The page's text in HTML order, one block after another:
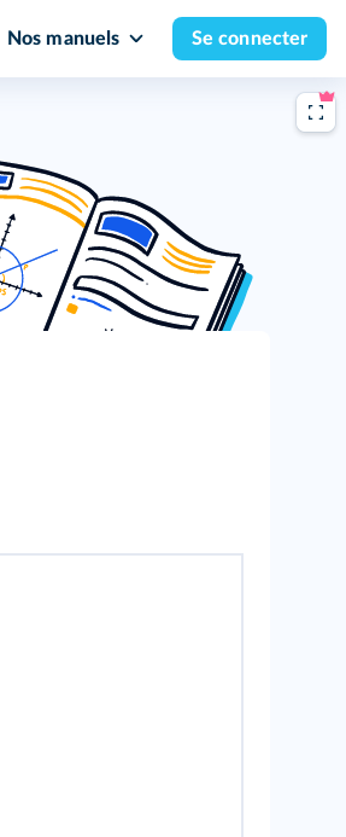
Nos manuels Se connecter